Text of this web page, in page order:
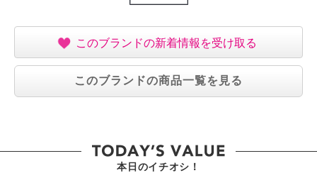
このブランドの新着情報を受け取る
このブランドの商品一覧を見る
本日のイチオシ！